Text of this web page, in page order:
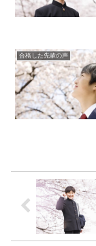
合格した先輩の声